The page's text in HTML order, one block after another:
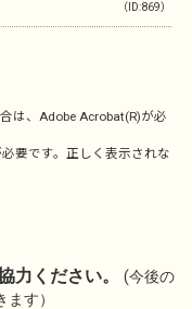
（ID:869）
は、Adobe Acrobat(R)が必
必要です。正しく表示されな